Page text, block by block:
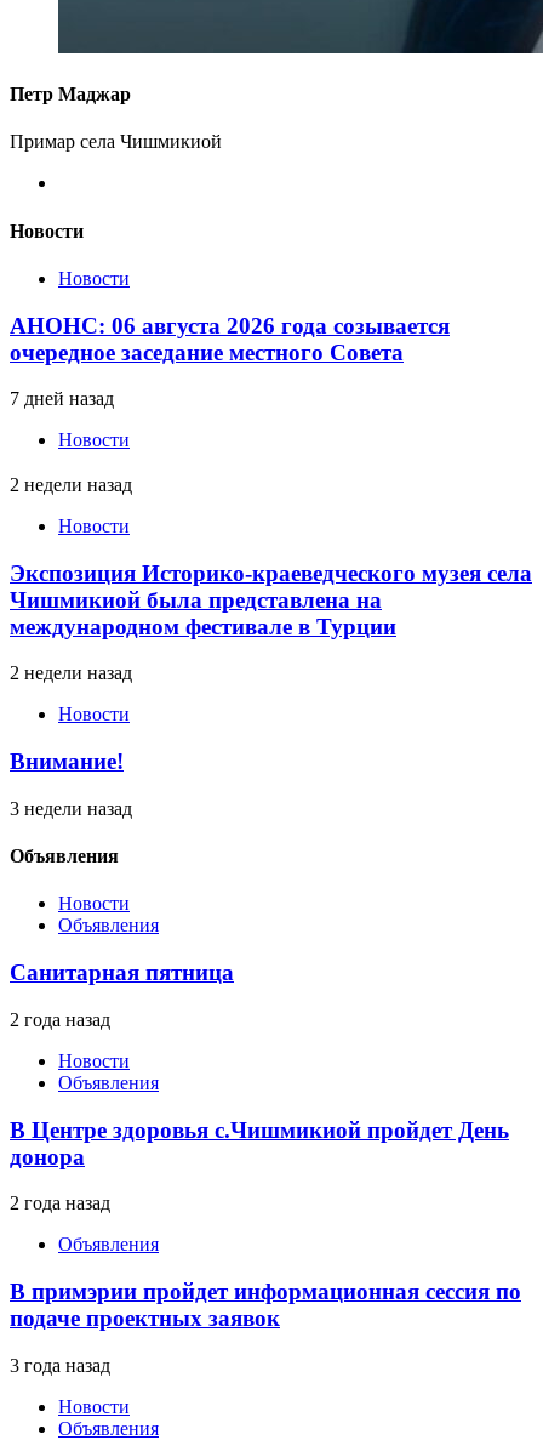
Петр Маджар
Примар села Чишмикиой
Новости
Новости
АНОНС: 06 августа 2026 года созывается
очередное заседание местного Совета
7 дней назад
Новости
2 недели назад
Новости
Экспозиция Историко-краеведческого музея села
Чишмикиой была представлена на
международном фестивале в Турции
2 недели назад
Новости
Внимание!
3 недели назад
Объявления
Новости
Объявления
Санитарная пятница
2 года назад
Новости
Объявления
В Центре здоровья с.Чишмикиой пройдет День
донора
2 года назад
Объявления
В примэрии пройдет информационная сессия по
подаче проектных заявок
3 года назад
Новости
Объявления